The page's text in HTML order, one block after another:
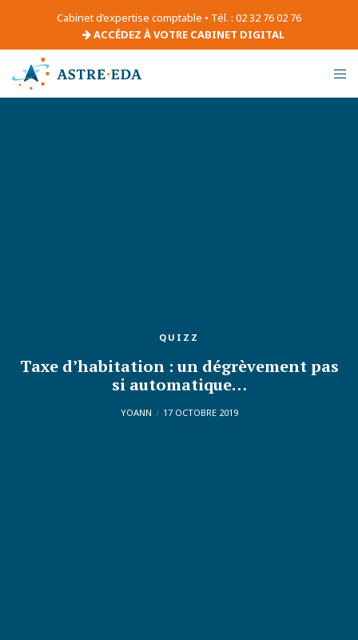
Cabinet d’expertise comptable • Tél. : 02 32 76 02 76
ACCÉDEZ À VOTRE CABINET DIGITAL
QUIZZ
Taxe d’habitation : un dégrèvement pas
si automatique…
YOANN 17 OCTOBRE 2019